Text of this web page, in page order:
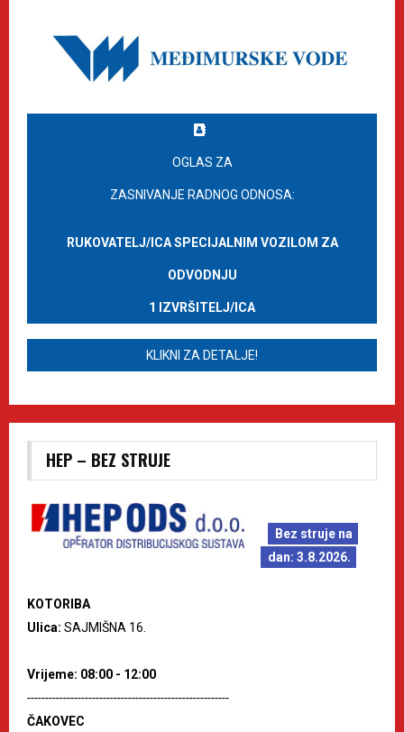
OGLAS ZA
ZASNIVANJE RADNOG ODNOSA:
RUKOVATELJ/ICA SPECIJALNIM VOZILOM ZA
ODVODNJU
1 IZVRŠITELJ/ICA
KLIKNI ZA DETALJE!
HEP – BEZ STRUJE
Bez struje na
dan: 3.8.2026.
KOTORIBA
Ulica: SAJMIŠNA 16.
Vrijeme: 08:00 - 12:00
--------------------------------------------------------
ČAKOVEC